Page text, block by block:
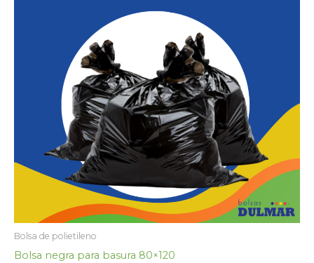
Bolsa de polietileno
Bolsa negra para basura 80×120